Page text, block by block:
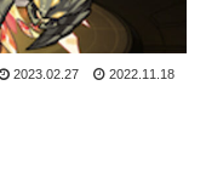
2023.02.27 2022.11.18